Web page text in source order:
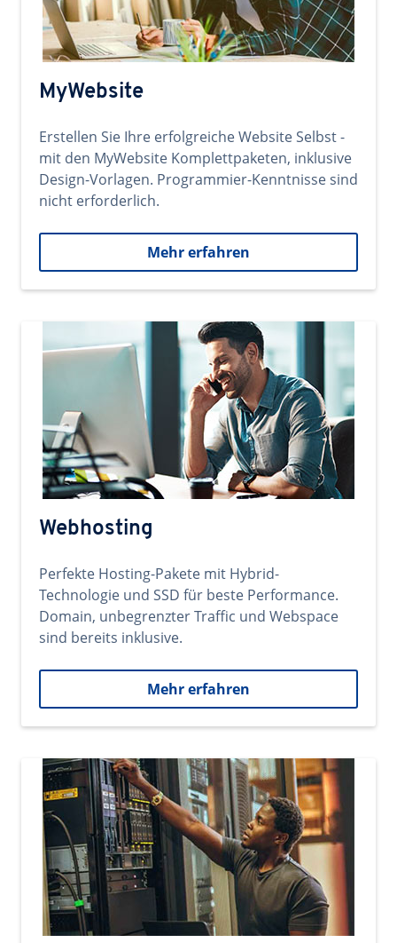
MyWebsite
Erstellen Sie Ihre erfolgreiche Website Selbst -
mit den MyWebsite Komplettpaketen, inklusive
Design-Vorlagen. Programmier-Kenntnisse sind
nicht erforderlich.
Mehr erfahren
Webhosting
Perfekte Hosting-Pakete mit Hybrid-
Technologie und SSD für beste Performance.
Domain, unbegrenzter Traffic und Webspace
sind bereits inklusive.
Mehr erfahren